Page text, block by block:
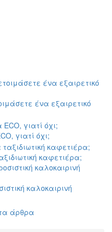
ένα εξαιρετικό
γιατί όχι;
καφετιέρα;
καλοκαιρινή
άρθρα